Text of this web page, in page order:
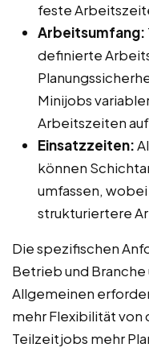
feste
Arbeitsumfang:
definierte
Minijobs
Arbeitszeiten
Einsatzzeiten:
können
umfassen,
strukturiertere
Die spezifischen
Betrieb und
Allgemeinen
mehr Flexibilität von
Teilzeitjobs mehr